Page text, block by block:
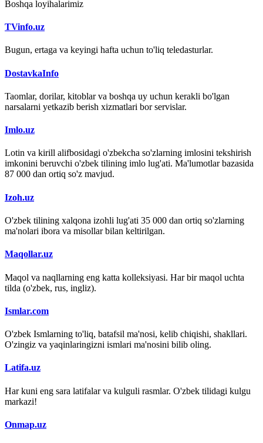
Boshqa loyihalarimiz
TVinfo.uz
Bugun, ertaga va keyingi hafta uchun to'liq teledasturlar.
DostavkaInfo
Taomlar, dorilar, kitoblar va boshqa uy uchun kerakli bo'lgan
narsalarni yetkazib berish xizmatlari bor servislar.
Imlo.uz
Lotin va kirill alifbosidagi o'zbekcha so'zlarning imlosini tekshirish
imkonini beruvchi o'zbek tilining imlo lug'ati. Ma'lumotlar bazasida
87 000 dan ortiq so'z mavjud.
Izoh.uz
O'zbek tilining xalqona izohli lug'ati 35 000 dan ortiq so'zlarning
ma'nolari ibora va misollar bilan keltirilgan.
Maqollar.uz
Maqol va naqllarning eng katta kolleksiyasi. Har bir maqol uchta
tilda (o'zbek, rus, ingliz).
Ismlar.com
O'zbek Ismlarning to'liq, batafsil ma'nosi, kelib chiqishi, shakllari.
O'zingiz va yaqinlaringizni ismlari ma'nosini bilib oling.
Latifa.uz
Har kuni eng sara latifalar va kulguli rasmlar. O'zbek tilidagi kulgu
markazi!
Onmap.uz